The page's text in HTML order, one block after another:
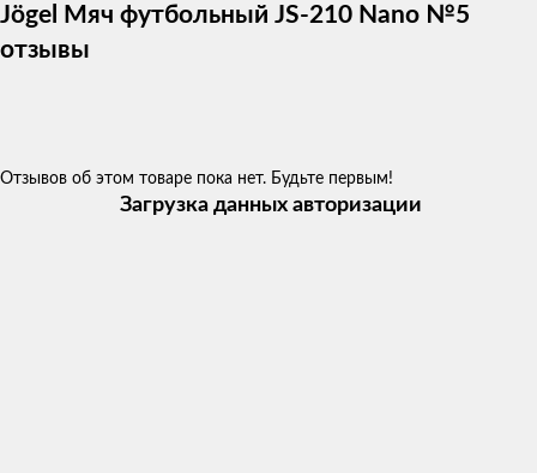
Jögel Мяч футбольный JS-210 Nano №5
отзывы
Отзывов об этом товаре пока нет. Будьте первым!
Загрузка данных авторизации